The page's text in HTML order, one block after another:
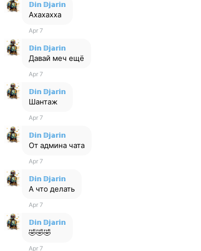
𝔻𝕚𝕟 𝔻𝕛𝕒𝕣𝕚𝕟
Ахахахха
Apr 7
𝔻𝕚𝕟 𝔻𝕛𝕒𝕣𝕚𝕟
Давай меч ещё
Apr 7
𝔻𝕚𝕟 𝔻𝕛𝕒𝕣𝕚𝕟
Шантаж
Apr 7
𝔻𝕚𝕟 𝔻𝕛𝕒𝕣𝕚𝕟
От админа чата
Apr 7
𝔻𝕚𝕟 𝔻𝕛𝕒𝕣𝕚𝕟
А что делать
Apr 7
𝔻𝕚𝕟 𝔻𝕛𝕒𝕣𝕚𝕟
🤣🤣🤣
Apr 7